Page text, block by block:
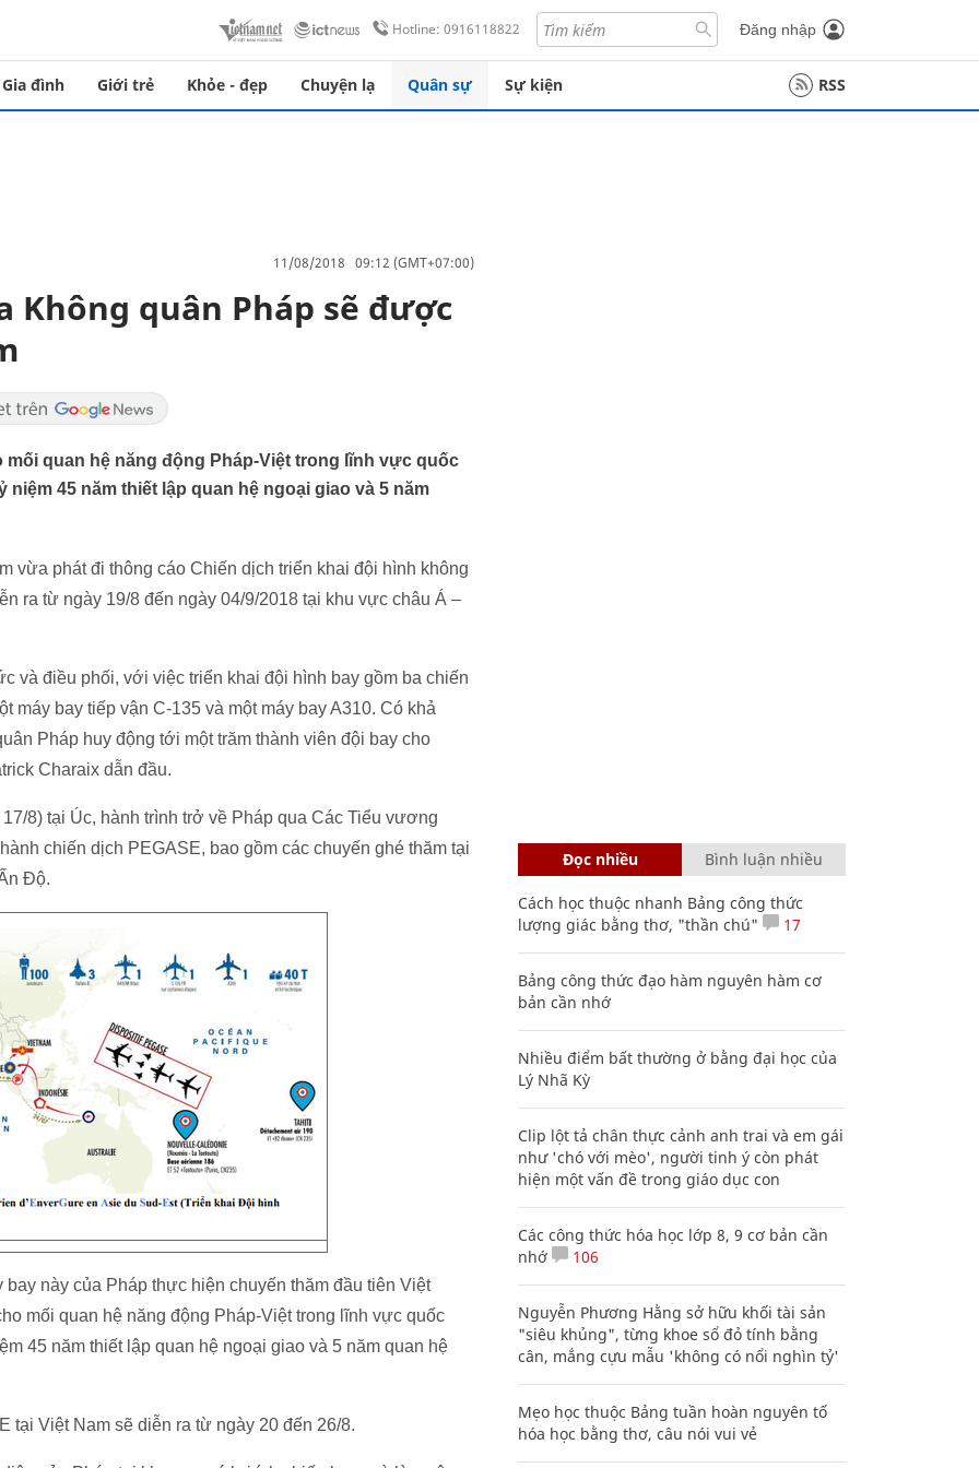
Hotline: 0916118822 Đăng nhập
Gia đình Giới trẻ Khỏe - đẹp Chuyện lạ Quân sự Sự kiện RSS
11/08/2018 09:12 (GMT+07:00)
Không quân Pháp sẽ được
quan hệ năng động Pháp-Việt trong lĩnh vực quốc
45 năm thiết lập quan hệ ngoại giao và 5 năm
vừa phát đi thông cáo Chiến dịch triển khai đội hình không
ra từ ngày 19/8 đến ngày 04/9/2018 tại khu vực châu Á –
và điều phối, với việc triển khai đội hình bay gồm ba chiến
máy bay tiếp vận C-135 và một máy bay A310. Có khả
Pháp huy động tới một trăm thành viên đội bay cho
Charaix dẫn đầu.
8) tại Úc, hành trình trở về Pháp qua Các Tiểu vương
chiến dịch PEGASE, bao gồm các chuyến ghé thăm tại
Độ.
này của Pháp thực hiện chuyến thăm đầu tiên Việt
mối quan hệ năng động Pháp-Việt trong lĩnh vực quốc
45 năm thiết lập quan hệ ngoại giao và 5 năm quan hệ
Việt Nam sẽ diễn ra từ ngày 20 đến 26/8.
Đọc nhiều Bình luận nhiều
Cách học thuộc nhanh Bảng công thức
lượng giác bằng thơ, "thần chú"
17
Bảng công thức đạo hàm nguyên hàm cơ
bản cần nhớ
Nhiều điểm bất thường ở bằng đại học của
Lý Nhã Kỳ
Clip lột tả chân thực cảnh anh trai và em gái
như 'chó với mèo', người tinh ý còn phát
hiện một vấn đề trong giáo dục con
Các công thức hóa học lớp 8, 9 cơ bản cần
nhớ
106
Nguyễn Phương Hằng sở hữu khối tài sản
"siêu khủng", từng khoe sổ đỏ tính bằng
cân, mắng cựu mẫu 'không có nổi nghìn tỷ'
Mẹo học thuộc Bảng tuần hoàn nguyên tố
hóa học bằng thơ, câu nói vui vẻ